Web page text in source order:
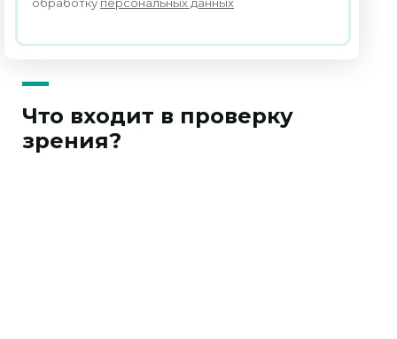
обработку персональных данных
Что входит в проверку
зрения?